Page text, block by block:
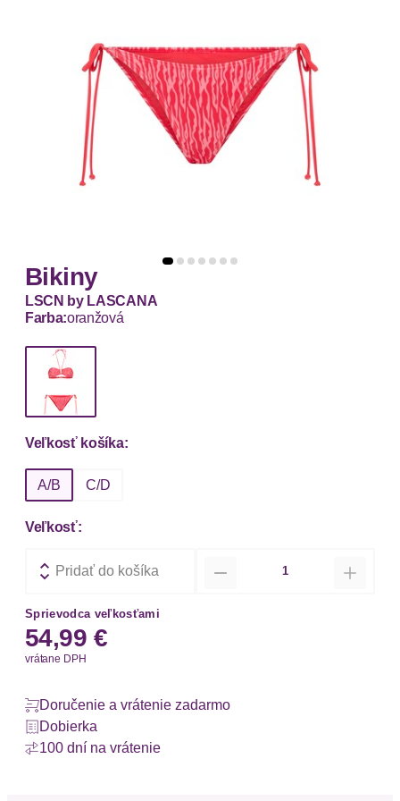
Bikiny
LSCN by LASCANA
Farba:oranžová
Veľkosť košíka:
A/B C/D
Veľkosť:
Pridať do košíka
Sprievodca veľkosťami
54,99 €
vrátane DPH
Doručenie a vrátenie zadarmo
Dobierka
100 dní na vrátenie